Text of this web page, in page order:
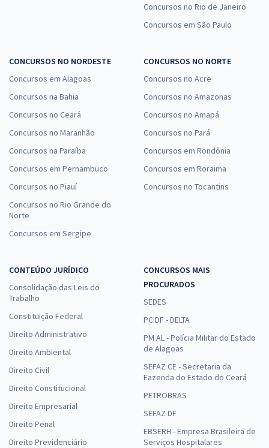
Concursos no Rio de Janeiro
Concursos em São Paulo
CONCURSOS NO NORDESTE
Concursos em Alagoas
Concursos na Bahia
Concursos no Ceará
Concursos no Maranhão
Concursos na Paraíba
Concursos em Pernambuco
Concursos no Piauí
Concursos no Rio Grande do
Norte
Concursos em Sergipe
CONCURSOS NO NORTE
Concursos no Acre
Concursos no Amazonas
Concursos no Amapá
Concursos no Pará
Concursos em Rondônia
Concursos em Roraima
Concursos no Tocantins
CONTEÚDO JURÍDICO
Consolidação das Leis do
Trabalho
Constituição Federal
Direito Administrativo
Direito Ambiental
Direito Civil
Direito Constitucional
Direito Empresarial
Direito Penal
Direito Previdenciário
CONCURSOS MAIS
PROCURADOS
SEDES
PC DF - DELTA
PM AL - Polícia Militar do Estado
de Alagoas
SEFAZ CE - Secretaria da
Fazenda do Estado do Ceará
PETROBRAS
SEFAZ DF
EBSERH - Empresa Brasileira de
Serviços Hospitalares